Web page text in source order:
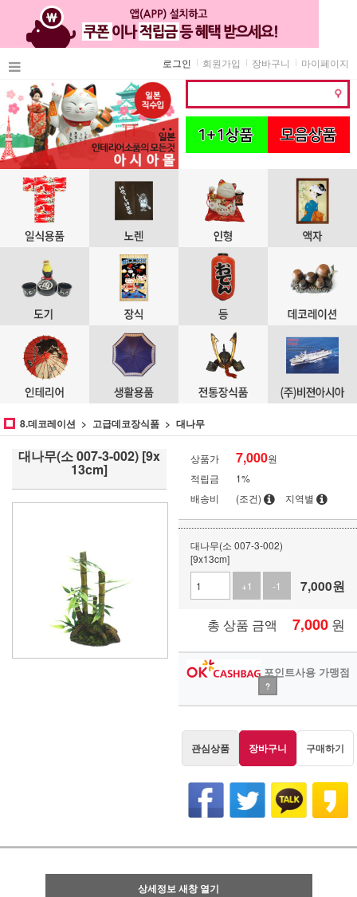
마이페이지
장바구니
회원가입
로그인
8.데코레이션 고급데코장식품 대나무
대나무(소 007-3-002) [9x
13cm]
상품가 7,000원
적립금
1%
배송비
(조건) 지역별
대나무(소 007-3-002)
[9x13cm]
+1
-1 7,000원
총 상품 금액 7,000 원
포인트사용 가맹점
?
관심상품 장바구니 구매하기
상세정보 새창 열기